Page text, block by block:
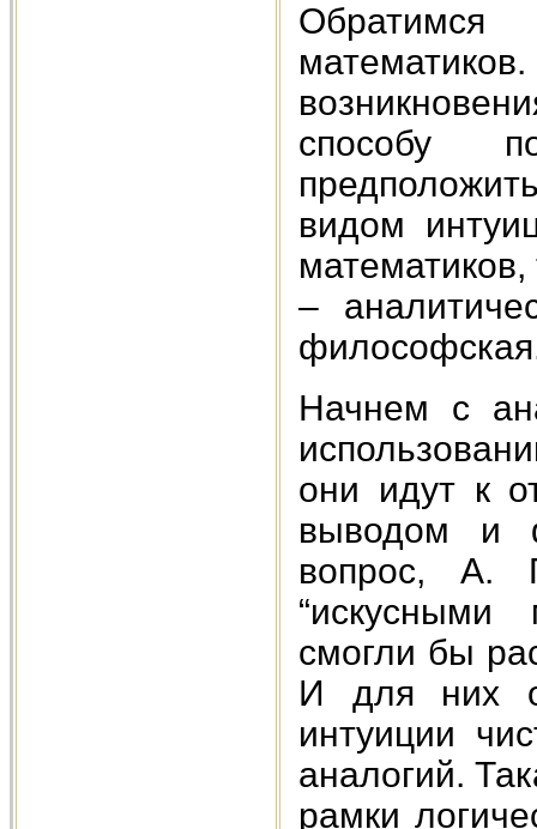
способу
видом
математиков,
–
Начнем с
они идут к
выводом и
вопрос, А.
“искусными
смогли бы
И для них
интуиции
аналогий.
рамки